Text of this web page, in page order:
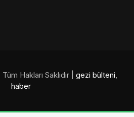
| Tüm Hakları Saklıdır | gezi bülteni,
haber